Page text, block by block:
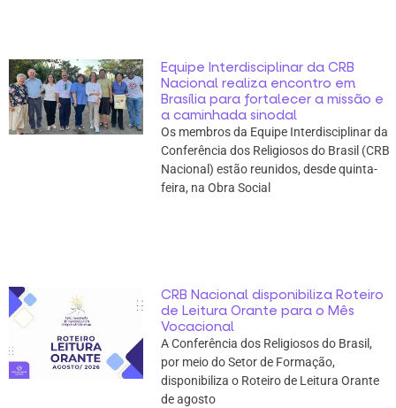
Equipe Interdisciplinar da CRB
Nacional realiza encontro em
Brasília para fortalecer a missão e
a caminhada sinodal
Os membros da Equipe Interdisciplinar da
Conferência dos Religiosos do Brasil (CRB
Nacional) estão reunidos, desde quinta-
feira, na Obra Social
CRB Nacional disponibiliza Roteiro
de Leitura Orante para o Mês
Vocacional
A Conferência dos Religiosos do Brasil,
por meio do Setor de Formação,
disponibiliza o Roteiro de Leitura Orante
de agosto